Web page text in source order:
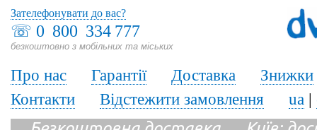
☏ 0 800 334 777
безкоштовно з мобільних та міських
Зателефонувати до вас?
Про нас Гарантії Доставка
Знижки
Контакти
Відстежити замовлення ua |